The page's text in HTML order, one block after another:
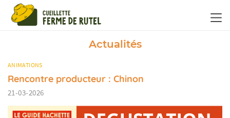
Actualités
ANIMATIONS
Rencontre producteur : Chinon
21-03-2026
Panneau de gestion des cookies